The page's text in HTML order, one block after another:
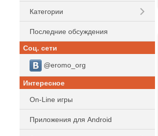
Категории
Последние обсуждения
Соц. сети
@eromo_org
Интересное
On-Line игры
Приложения для Android